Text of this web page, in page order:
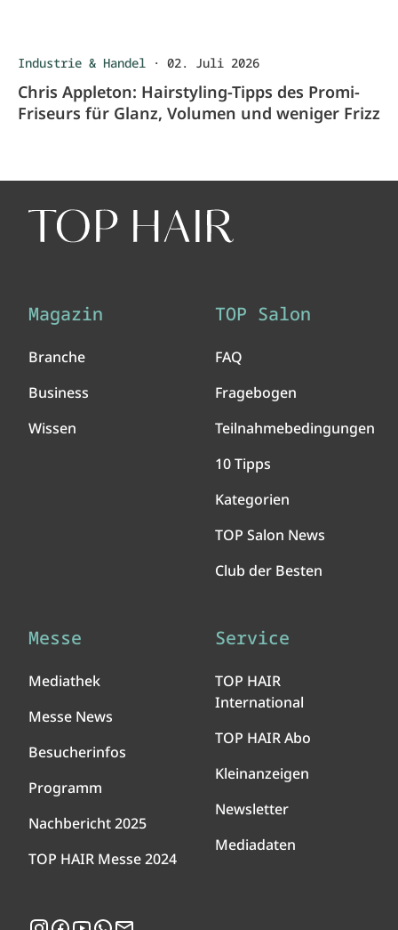
Industrie & Handel · 02. Juli 2026
Chris Appleton: Hairstyling-Tipps des Promi-
Friseurs für Glanz, Volumen und weniger Frizz
Magazin
Branche
Business
Wissen
TOP Salon
FAQ
Fragebogen
Teilnahmebedingungen
10 Tipps
Kategorien
TOP Salon News
Club der Besten
Messe
Mediathek
Messe News
Besucherinfos
Programm
Nachbericht 2025
TOP HAIR Messe 2024
Service
TOP HAIR
International
TOP HAIR Abo
Kleinanzeigen
Newsletter
Mediadaten
Instagram
Facebook
YouTubeWhatsApp